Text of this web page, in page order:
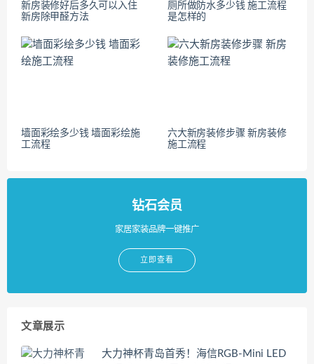
新房装修好后多久可以入住
新房除甲醛方法
厕所做防水多少钱 施工流程
是怎样的
墙面彩绘多少钱 墙面彩绘施
工流程
六大新房装修步骤 新房装修
施工流程
钻石会员
家居家装品牌一键推广
立即查看
文章展示
大力神杯青岛首秀！海信RGB-Mini LED